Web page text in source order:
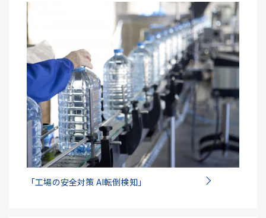
「工場の安全対策 AI転倒検知」